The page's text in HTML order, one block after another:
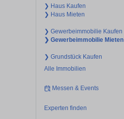
❯ Haus Kaufen
❯ Haus Mieten
❯ Gewerbeimmobilie Kaufen
❯ Gewerbeimmobilie Mieten
❯ Grundstück Kaufen
Alle Immobilien
Messen & Events
Experten finden